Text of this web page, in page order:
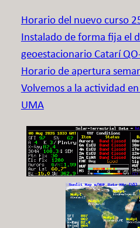
Horario del nuevo curso
Instalado de forma fija el
geoestacionario Catarí
Horario de apertura
Volvemos a la actividad
UMA